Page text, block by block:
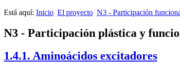
Está aquí: Inicio El proyecto N3 - Participación
N3 - Participación plástica y
1.4.1. Aminoácidos excitadores